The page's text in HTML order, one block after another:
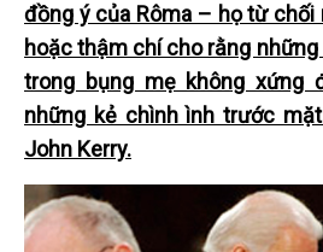
đồng ý của Rôma – họ từ
hoặc thậm chí cho rằng
trong bụng mẹ không xứng
những kẻ chình ình trước
John Kerry.